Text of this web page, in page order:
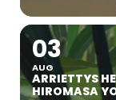
03
AUG
ARRIETTYS
HIROMASA